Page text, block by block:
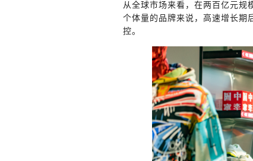
从全球市场来看，在两百亿元规
个体量的品牌来说，高速增长期
控。